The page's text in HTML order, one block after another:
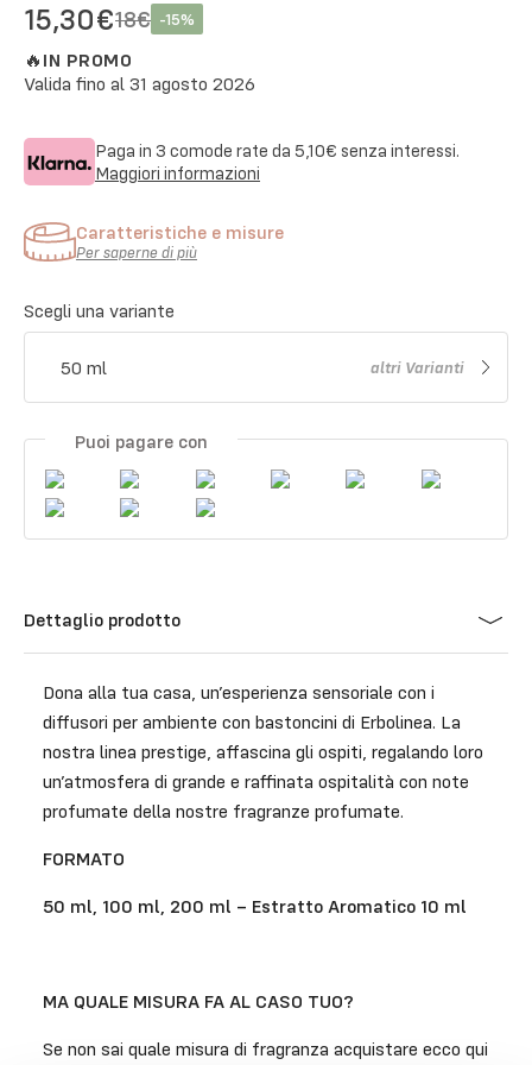
15,30€18€ -15%
🔥 IN PROMO
Valida fino al 31 agosto 2026
Paga in 3 comode rate da 5,10€ senza interessi.
Maggiori informazioni
Caratteristiche e misure
Per saperne di più
Scegli una variante
50 ml altri Varianti
Puoi pagare con
Dettaglio prodotto
Dona alla tua casa, un’esperienza sensoriale con i
diffusori per ambiente con bastoncini di Erbolinea. La
nostra linea prestige, affascina gli ospiti, regalando loro
un’atmosfera di grande e raffinata ospitalità con note
profumate della nostre fragranze profumate.
FORMATO
50 ml, 100 ml, 200 ml – Estratto Aromatico 10 ml
MA QUALE MISURA FA AL CASO TUO?
Se non sai quale misura di fragranza acquistare ecco qui